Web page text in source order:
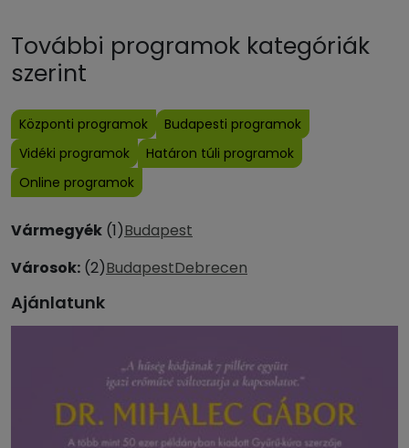
További programok kategóriák
szerint
Központi programok
Budapesti programok
Vidéki programok
Határon túli programok
Online programok
Vármegyék (1)Budapest
Városok: (2)BudapestDebrecen
Ajánlatunk